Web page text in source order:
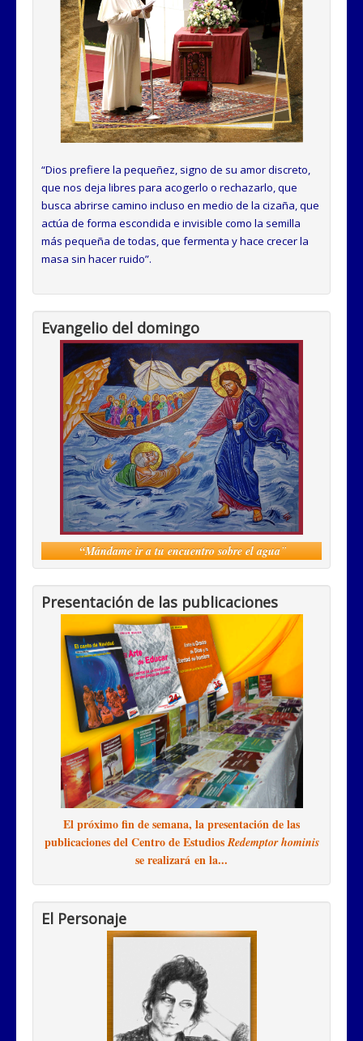
“Dios prefiere la pequeñez, signo de su amor discreto,
que nos deja libres para acogerlo o rechazarlo, que
busca abrirse camino incluso en medio de la cizaña, que
actúa de forma escondida e invisible como la semilla
más pequeña de todas, que fermenta y hace crecer la
masa sin hacer ruido”.
Evangelio del domingo
“Mándame ir a tu encuentro sobre el agua”
Presentación de las publicaciones
El próximo fin de semana, la presentación de las
publicaciones del Centro de EstudiosRedemptor hominis
se realizará en la...
El Personaje